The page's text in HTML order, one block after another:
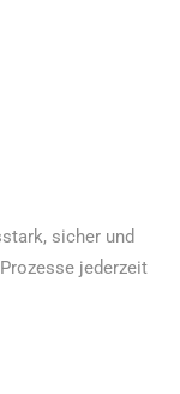
sicher und
jederzeit